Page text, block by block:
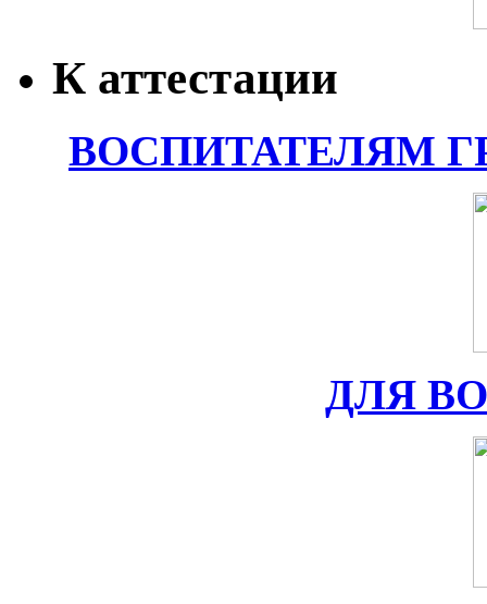
К аттестации
ВОСПИТАТЕЛЯМ
ДЛЯ